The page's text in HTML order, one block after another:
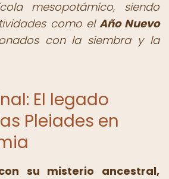
mesopotámico, siendo
como el Año Nuevo
con la siembra y la
El legado
Pleiades en
su misterio ancestral,